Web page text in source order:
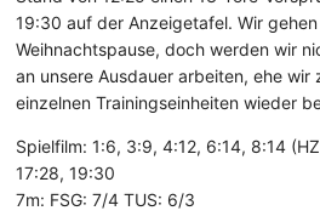
19:30 auf der Anzeigetafel. Wir
Weihnachtspause, doch werden wir
an unsere Ausdauer arbeiten, ehe
einzelnen Trainingseinheiten wieder
Spielfilm: 1:6, 3:9, 4:12, 6:14, 8:14
17:28, 19:30
7m: FSG: 7/4 TUS: 6/3